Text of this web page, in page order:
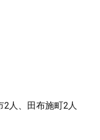
2人、田布施町2人